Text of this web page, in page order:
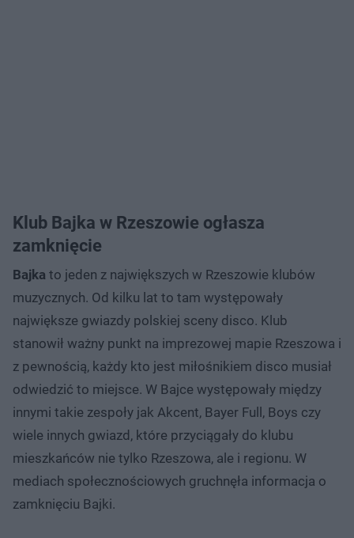
Klub Bajka w Rzeszowie ogłasza
zamknięcie
Bajka to jeden z największych w Rzeszowie klubów
muzycznych. Od kilku lat to tam występowały
największe gwiazdy polskiej sceny disco. Klub
stanowił ważny punkt na imprezowej mapie Rzeszowa i
z pewnością, każdy kto jest miłośnikiem disco musiał
odwiedzić to miejsce. W Bajce występowały między
innymi takie zespoły jak Akcent, Bayer Full, Boys czy
wiele innych gwiazd, które przyciągały do klubu
mieszkańców nie tylko Rzeszowa, ale i regionu. W
mediach społecznościowych gruchnęła informacja o
zamknięciu Bajki.